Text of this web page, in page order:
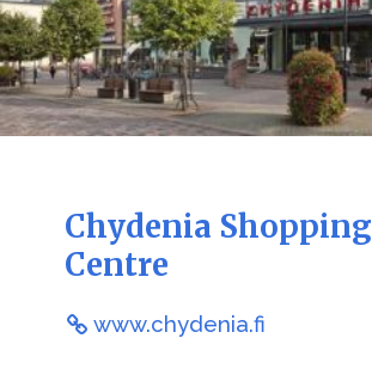
Chydenia Shopping
Centre
www.chydenia.fi